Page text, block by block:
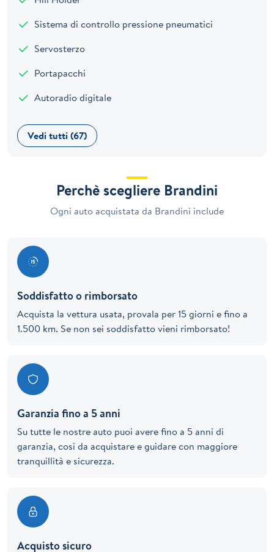
Sistema di controllo pressione pneumatici
Servosterzo
Portapacchi
Autoradio digitale
Vedi tutti (67)
Perchè scegliere Brandini
Ogni auto acquistata da Brandini include
Soddisfatto o rimborsato
Acquista la vettura usata, provala per 15 giorni e fino a
1.500 km. Se non sei soddisfatto vieni rimborsato!
Garanzia fino a 5 anni
Su tutte le nostre auto puoi avere fino a 5 anni di
garanzia, così da acquistare e guidare con maggiore
tranquillità e sicurezza.
Acquisto sicuro